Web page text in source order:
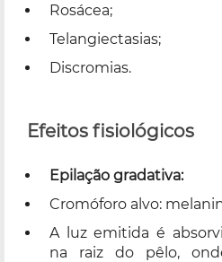
Rosácea;
Telangiectasias;
Discromias.
Efeitos fisiológicos
Epilação gradativa:
Cromóforo alvo:
A luz emitida é
na raiz do pêlo,